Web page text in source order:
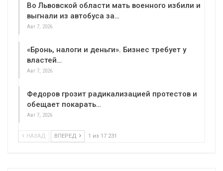
Во Львовской области мать военного избили и
выгнали из автобуса за…
Авг 7, 2026
«Бронь, налоги и деньги». Бизнес требует у
властей…
Авг 7, 2026
Федоров грозит радикализацией протестов и
обещает покарать…
Авг 7, 2026
НАЗАД ВПЕРЕД 1 из 17 231